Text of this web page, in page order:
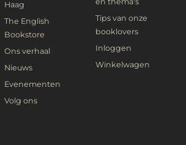
Haag
The English
Bookstore
Ons verhaal
Nieuws
Evenementen
Volg ons
Tips van onze
booklovers
Inloggen
Winkelwagen